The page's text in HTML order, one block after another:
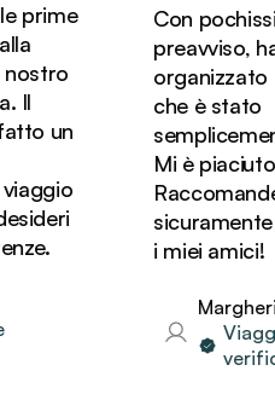
un
Con
preavviso,
organizzato
che è stato
Mi è piaciuto
sicuramente
i miei amici!
Margherita